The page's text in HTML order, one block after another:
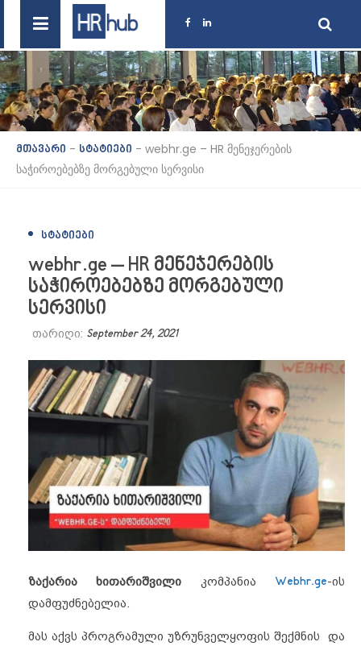
მთავარი - სტატიები - webhr.ge – HR მენეჯერების
საჭიროებებზე მორგებული სერვისი
ᲡᲢᲐᲢᲘᲔᲑᲘ
webhr.ge – HR მენეჯერების
საჭიროებებზე მორგებული
სერვისი
თარიღი: September 24, 2021
ზაქარია ხითარიშვილი კომპანიაWebhr.ge-ის
დამფუძნებელია.
მას აქვს პროგრამული უზრუნველყოფის შექმნის და